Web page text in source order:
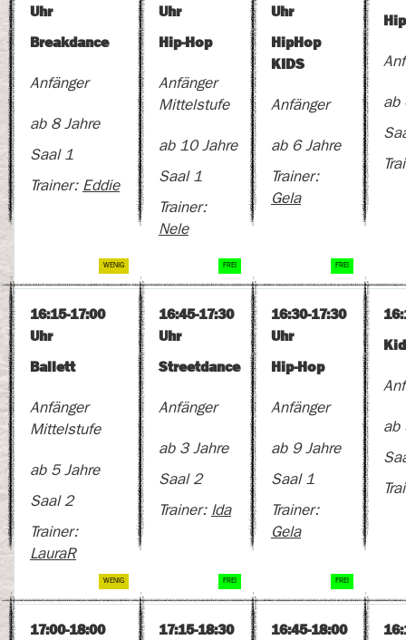
Uhr
Breakdance
Anfänger
ab 8 Jahre
Saal 1
Trainer: Eddie
Uhr
Hip-Hop
Anfänger
Mittelstufe
ab 10 Jahre
Saal 1
Trainer:
Nele
Uhr
HipHop
KIDS
Anfänger
ab 6 Jahre
Trainer:
Gela
ab
16:15-17:00
Uhr
Ballett
Anfänger
Mittelstufe
ab 5 Jahre
Saal 2
Trainer:
LauraR
16:45-17:30
Uhr
Streetdance
Anfänger
ab 3 Jahre
Saal 2
Trainer: Ida
16:30-17:30
Uhr
Hip-Hop
Anfänger
ab 9 Jahre
Saal 1
Trainer:
Gela
ab
17:00-18:00
17:15-18:30
16:45-18:00